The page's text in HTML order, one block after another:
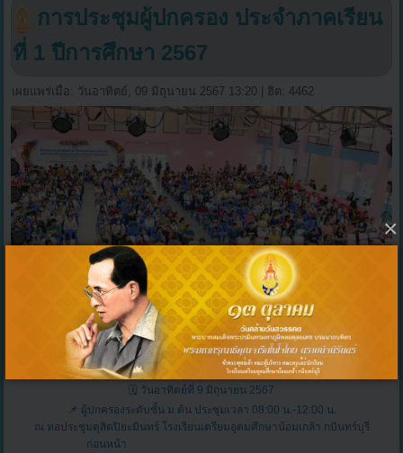
×
การประชุมผู้ปกครอง ประจำภาคเรียน
ที่ 1 ปีการศึกษา 2567
เผยแพร่เมื่อ: วันอาทิตย์, 09 มิถุนายน 2567 13:20 | ฮิต: 4462
การประชุมผู้ปกครองระดับชั้น ม.ต้น ประจำภาคเรียนที่ 1 ปีการศึกษา 2567
🗓 วันอาทิตย์ที่ 9 มิถุนายน 2567
📌 ผู้ปกครองระดับชั้น ม.ต้น ประชุมเวลา 08:00 น.-12:00 น.
ณ หอประชุมดุสิตปิยะมินทร์ โรงเรียนเตรียมอุดมศึกษาน้อมเกล้า กบินทร์บุรี
ก่อนหน้า